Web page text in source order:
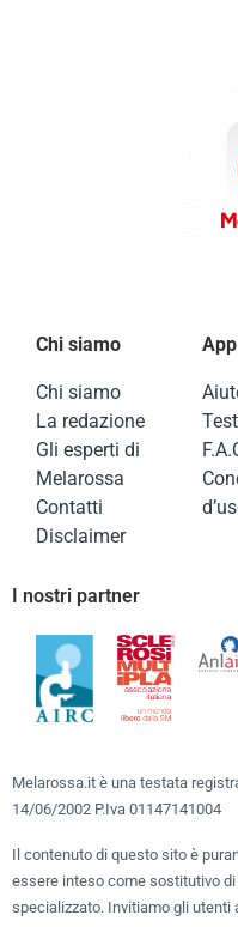
Chi siamo
Chi siamo
La redazione
Gli esperti di
Melarossa
Contatti
Disclaimer
I nostri partner
Melarossa.it è una testata
14/06/2002 P.Iva 01147141004
Il contenuto di questo sito è
essere inteso come sostitutivo
specializzato. Invitiamo gli